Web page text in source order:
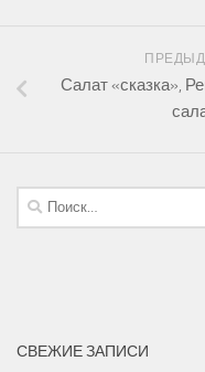
Салат «сказка»,
Найти:
СВЕЖИЕ ЗАПИСИ